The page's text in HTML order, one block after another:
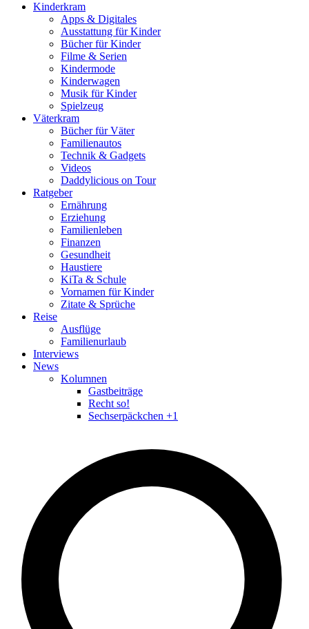
Kinderkram
Apps & Digitales
Ausstattung für Kinder
Bücher für Kinder
Filme & Serien
Kindermode
Kinderwagen
Musik für Kinder
Spielzeug
Väterkram
Bücher für Väter
Familienautos
Technik & Gadgets
Videos
Daddylicious on Tour
Ratgeber
Ernährung
Erziehung
Familienleben
Finanzen
Gesundheit
Haustiere
KiTa & Schule
Vornamen für Kinder
Zitate & Sprüche
Reise
Ausflüge
Familienurlaub
Interviews
News
Kolumnen
Gastbeiträge
Recht so!
Sechserpäckchen +1